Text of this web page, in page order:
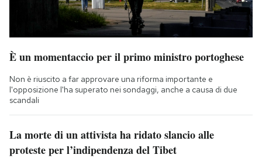
È un momentaccio per il primo ministro portoghese
Non è riuscito a far approvare una riforma importante e
l'opposizione l'ha superato nei sondaggi, anche a causa di due
scandali
La morte di un attivista ha ridato slancio alle
proteste per l’indipendenza del Tibet